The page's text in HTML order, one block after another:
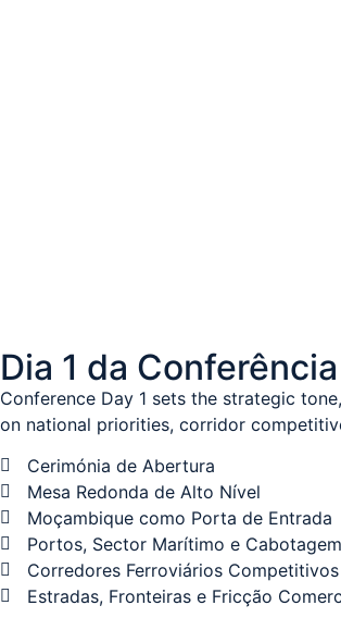
Dia 1 da Conferência
Conference Day 1 sets the strategic
on national priorities, corridor
Cerimónia de Abertura
Mesa Redonda de Alto Nível
Moçambique como Porta de Entrada
Portos, Sector Marítimo e Cabotagem
Corredores Ferroviários Competitivos
Estradas, Fronteiras e Fricção